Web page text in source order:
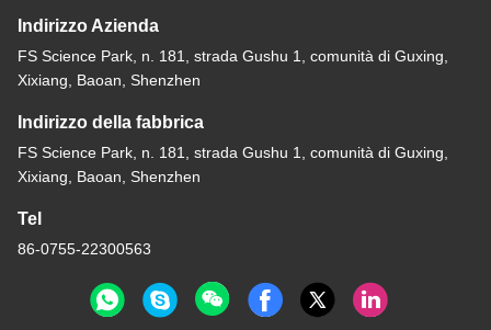
Indirizzo Azienda
FS Science Park, n. 181, strada Gushu 1, comunità di Guxing,
Xixiang, Baoan, Shenzhen
Indirizzo della fabbrica
FS Science Park, n. 181, strada Gushu 1, comunità di Guxing,
Xixiang, Baoan, Shenzhen
Tel
86-0755-22300563